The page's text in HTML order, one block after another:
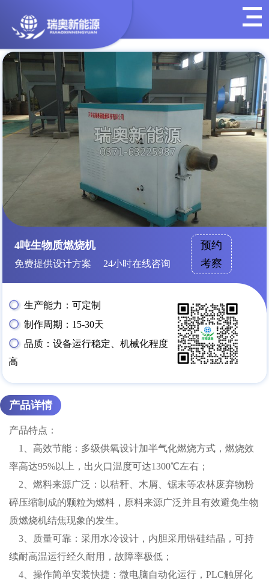
4吨生物质燃烧机
免费提供设计方案 24小时在线咨询
预约
考察
生产能力：可定制
制作周期：15-30天
品质：设备运行稳定、机械化程度
高
产品详情
产品特点：
1、高效节能：多级供氧设计加半气化燃烧方式，燃烧效
率高达95%以上，出火口温度可达1300℃左右；
2、燃料来源广泛：以秸秆、木屑、锯末等农林废弃物粉
碎压缩制成的颗粒为燃料，原料来源广泛并且有效避免生物
质燃烧机结焦现象的发生。
3、质量可靠：采用水冷设计，内胆采用锆硅结晶，可持
续耐高温运行经久耐用，故障率极低；
4、操作简单安装快捷：微电脑自动化运行，PLC触屏化